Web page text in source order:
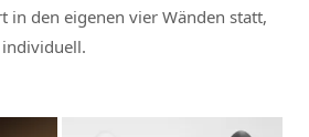
in den eigenen vier Wänden statt,